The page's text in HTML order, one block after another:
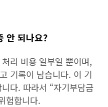
안 되나요?
리 비용 일부일 뿐이며,
기록이 남습니다. 이 기
다. 따라서 “자기부담금
험합니다.